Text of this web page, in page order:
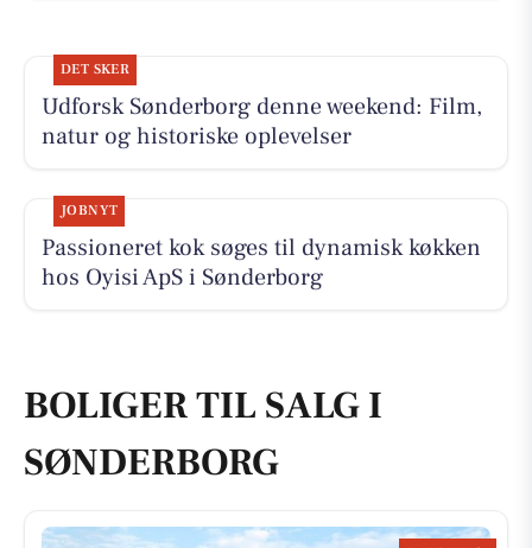
DET SKER
Udforsk Sønderborg denne weekend: Film,
natur og historiske oplevelser
JOBNYT
Passioneret kok søges til dynamisk køkken
hos Oyisi ApS i Sønderborg
BOLIGER TIL SALG I
SØNDERBORG